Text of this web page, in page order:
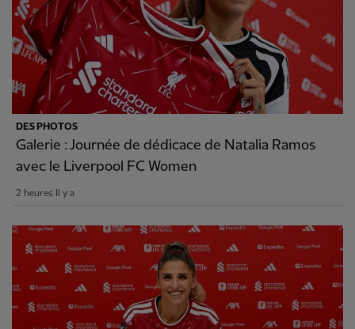
DES PHOTOS
Galerie : Journée de dédicace de Natalia Ramos
avec le Liverpool FC Women
2 heures Il y a